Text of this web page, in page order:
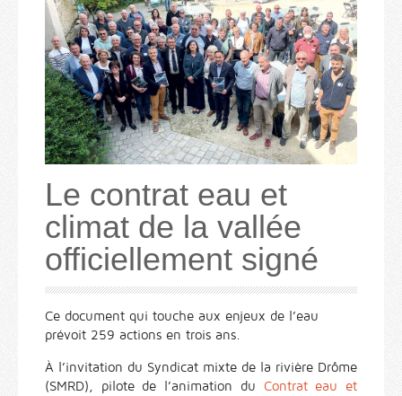
Le contrat eau et
climat de la vallée
officiellement signé
Ce document qui touche aux enjeux de l’eau
prévoit 259 actions en trois ans.
À l’invitation du Syndicat mixte de la rivière Drôme
(SMRD), pilote de l’animation du Contrat eau et